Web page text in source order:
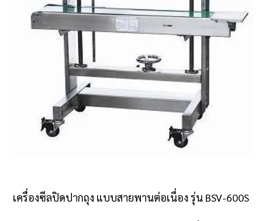
เครื่องซีลปิดปากถุง แบบสายพานต่อเนื่อง รุ่น BSV-600S